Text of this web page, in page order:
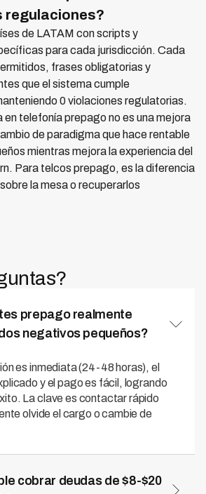
regulaciones?
de LATAM con scripts y
para cada jurisdicción. Cada
frases obligatorias y
que el sistema cumple
0 violaciones regulatorias.
en telefonía prepago no es una mejora
de paradigma que hace rentable
mientras mejora la experiencia del
Para telcos prepago, es la diferencia
la mesa o recuperarlos
prepago realmente
negativos pequeños?
es inmediata (24-48 horas), el
y el pago es fácil, logrando
La clave es contactar rápido
olvide el cargo o cambie de
cobrar deudas de $8-$20